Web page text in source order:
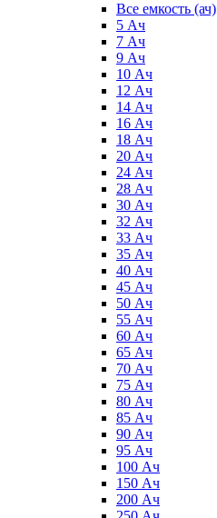
Все емкость (ач)
5 Ач
7 Ач
9 Ач
10 Ач
12 Ач
14 Ач
16 Ач
18 Ач
20 Ач
24 Ач
28 Ач
30 Ач
32 Ач
33 Ач
35 Ач
40 Ач
45 Ач
50 Ач
55 Ач
60 Ач
65 Ач
70 Ач
75 Ач
80 Ач
85 Ач
90 Ач
95 Ач
100 Ач
150 Ач
200 Ач